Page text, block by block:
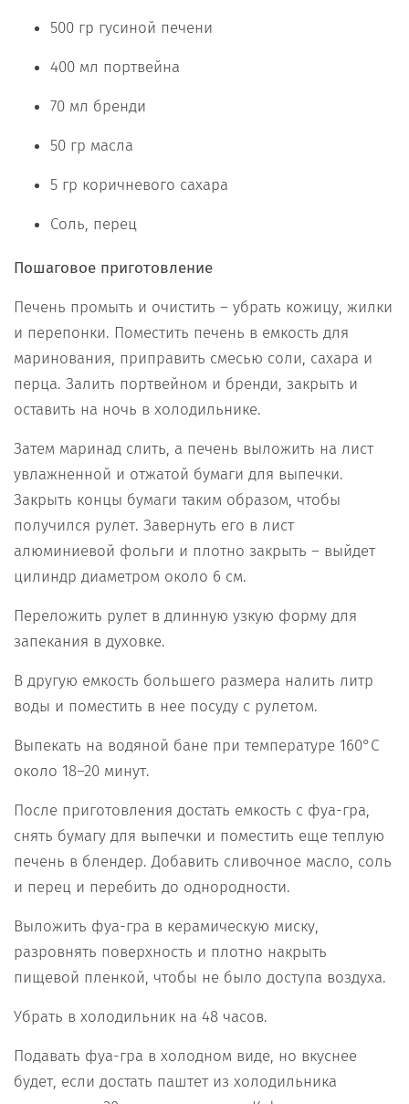
500 гр гусиной печени
400 мл портвейна
70 мл бренди
50 гр масла
5 гр коричневого сахара
Соль, перец
Пошаговое приготовление
Печень промыть и очистить – убрать кожицу, жилки
и перепонки. Поместить печень в емкость для
маринования, приправить смесью соли, сахара и
перца. Залить портвейном и бренди, закрыть и
оставить на ночь в холодильнике.
Затем маринад слить, а печень выложить на лист
увлажненной и отжатой бумаги для выпечки.
Закрыть концы бумаги таким образом, чтобы
получился рулет. Завернуть его в лист
алюминиевой фольги и плотно закрыть – выйдет
цилиндр диаметром около 6 см.
Переложить рулет в длинную узкую форму для
запекания в духовке.
В другую емкость большего размера налить литр
воды и поместить в нее посуду с рулетом.
Выпекать на водяной бане при температуре 160°С
около 18–20 минут.
После приготовления достать емкость с фуа-гра,
снять бумагу для выпечки и поместить еще теплую
печень в блендер. Добавить сливочное масло, соль
и перец и перебить до однородности.
Выложить фуа-гра в керамическую миску,
разровнять поверхность и плотно накрыть
пищевой пленкой, чтобы не было доступа воздуха.
Убрать в холодильник на 48 часов.
Подавать фуа-гра в холодном виде, но вкуснее
будет, если достать паштет из холодильника